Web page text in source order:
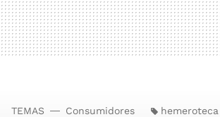
TEMAS Consumidores hemeroteca